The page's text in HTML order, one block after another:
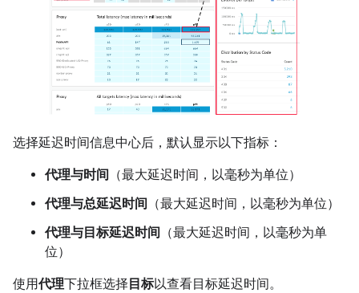
选择延迟时间信息中心后，默认显示以下指标：
代理与时间
（最大延迟时间，以毫秒为单位）
代理与总延迟时间
（最大延迟时间，以毫秒为单位）
代理与目标延迟时间
（最大延迟时间，以毫秒为单
位）
使用代理下拉框选择 目标以查看目标延迟时间。